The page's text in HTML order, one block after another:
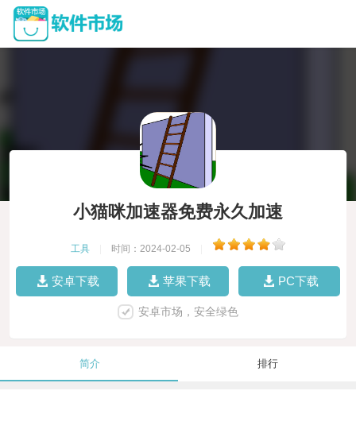
小猫咪加速器免费永久加速
工具 时间：2024-02-05
安卓下载 苹果下载 PC下载
安卓市场，安全绿色
简介 排行